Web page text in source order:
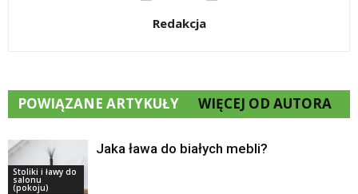
Redakcja
POWIĄZANE ARTYKUŁY WIĘCEJ OD AUTORA
Stoliki i ławy do
salonu
(pokoju)
Jaka ława do białych mebli?